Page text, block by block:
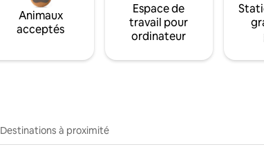
Animaux
acceptés
Espace de
travail pour
ordinateur
Destinations à proximité